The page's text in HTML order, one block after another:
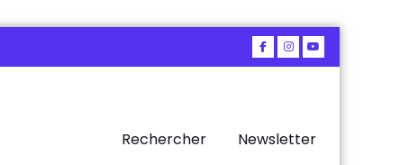
Rechercher Newsletter